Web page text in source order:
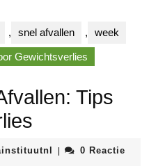
, snel afvallen , week
Gewichtsverlies
Tips
sophiainstituutnl
0 Reactie